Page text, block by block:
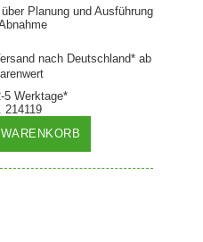
Planung und Ausführung
nach Deutschland* ab
5 Werktage*
214119